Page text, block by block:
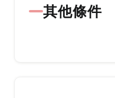
其他條件